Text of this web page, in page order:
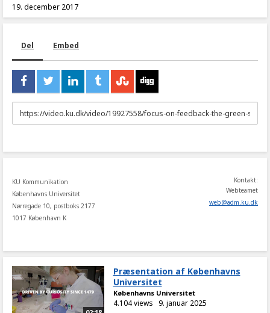
19. december 2017
Del Embed
URL
to
KU Kommunikation
Københavns Universitet
Nørregade 10, postboks 2177
1017 København K
Kontakt:
Webteamet
web@adm.ku.dk
Præsentation af Københavns
Universitet
Københavns Universitet
4.104 views 9. januar 2025